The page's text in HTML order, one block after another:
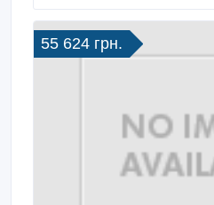
55 624 грн.